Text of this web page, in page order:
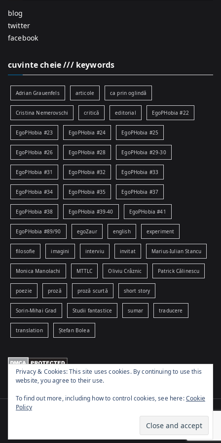
blog
twitter
facebook
cuvinte cheie /// keywords
Adrian Grauenfels articole ca prin oglindă
Cristina Nemerovschi critică editorial EgoPHobia #22
EgoPHobia #23 EgoPHobia #24 EgoPHobia #25
EgoPHobia #26 EgoPHobia #28 EgoPHobia #29-30
EgoPHobia #31 EgoPHobia #32 EgoPHobia #33
EgoPHobia #34 EgoPHobia #35 EgoPHobia #37
EgoPHobia #38 EgoPHobia #39-40 EgoPHobia #41
EgoPHobia #89/90 egoZaur english experiment
filosofie imagini interviu invitat Marius-Iulian Stancu
Monica Manolachi MTTLC Oliviu Crâznic Patrick Călinescu
poezie proză proză scurtă short story
Sorin-Mihai Grad Studii fantastice sumar traducere
translation Ștefan Bolea
. Powered byZakraand
Privacy & Cookies: This site uses cookies. By continuing to use this
website, you agree to their use.
To find out more, including how to control cookies, see here:Cookie
Policy